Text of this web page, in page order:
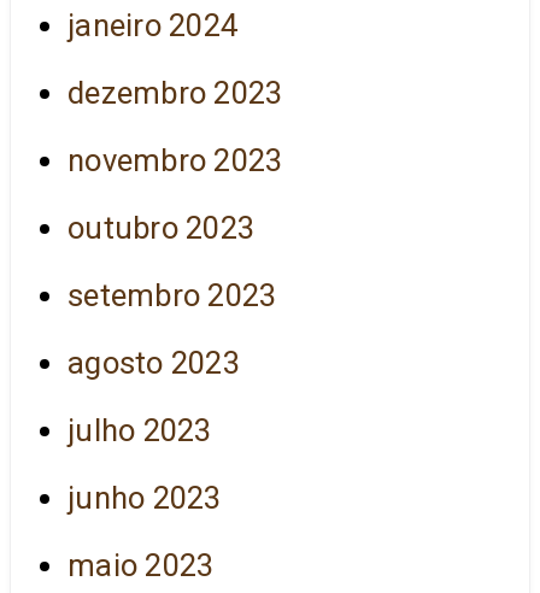
janeiro 2024
dezembro 2023
novembro 2023
outubro 2023
setembro 2023
agosto 2023
julho 2023
junho 2023
maio 2023